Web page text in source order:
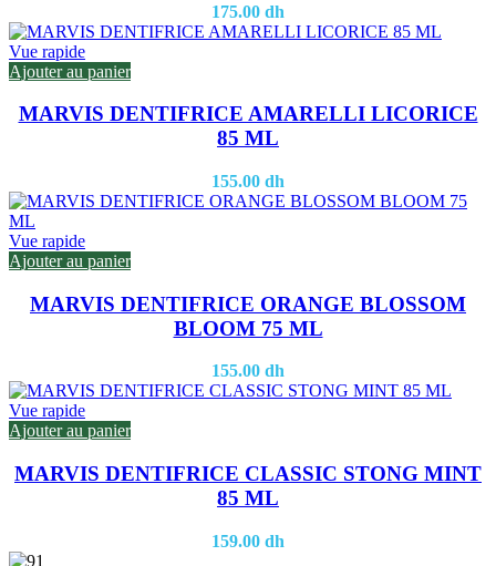
175.00 dh
Vue rapide
Ajouter au panier
MARVIS DENTIFRICE AMARELLI LICORICE
85 ML
155.00 dh
Vue rapide
Ajouter au panier
MARVIS DENTIFRICE ORANGE BLOSSOM
BLOOM 75 ML
155.00 dh
Vue rapide
Ajouter au panier
MARVIS DENTIFRICE CLASSIC STONG MINT
85 ML
159.00 dh